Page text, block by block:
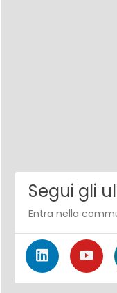
Segui gli
Entra nella